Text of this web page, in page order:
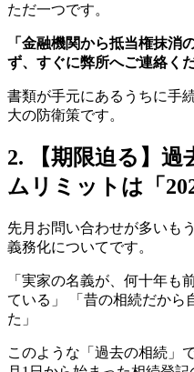
ただ一つです。
「金融機関から抵当権抹消
ず、すぐに弊所へご連絡く
書類が手元にあるうちに手
大の防衛策です。
2. 【期限迫る】過
ムリミットは「
先月お問い合わせが多いも
義務化についてです。
「実家の名義が、何十年も
ている」 「昔の相続だから
た」
このような「過去の相続」